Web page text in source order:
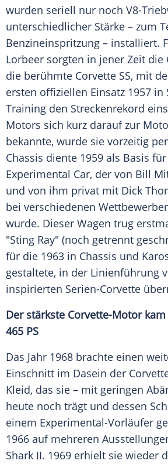
wurden seriell nur noch V8-
unterschiedlicher Stärke – zum
Benzineinspritzung – installiert.
Lorbeer sorgten in jener Zeit die
die berühmte Corvette SS, mit
ersten offiziellen Einsatz 1957 in
Training den Streckenrekord
Motors sich kurz darauf zur
bekannte, wurde sie vorzeitig
Chassis diente 1959 als Basis
Experimental Car, der von Bill
und von ihm privat mit Dick
bei verschiedenen
wurde. Dieser Wagen trug
"Sting Ray" (noch getrennt
für die 1963 in Chassis und
gestaltete, in der Linienführung
inspirierten Serien-Corvette
Der stärkste Corvette-Motor kam
465 PS
Das Jahr 1968 brachte einen
Einschnitt im Dasein der
Kleid, das sie – mit geringen
heute noch trägt und dessen
einem Experimental-Vorläufer
1966 auf mehreren
Shark II. 1969 erhielt sie wieder